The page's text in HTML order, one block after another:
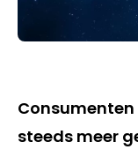
steeds meer